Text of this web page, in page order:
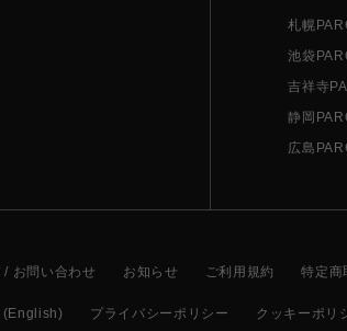
札幌
池袋
吉祥寺
静岡
広島
/ お問い合わせ お知らせ ご利用規約 特定商
(English) プライバシーポリシー クッキーポリ